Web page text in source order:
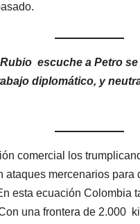
escuche a Petro
diplomático, y
comercial los
ataques mercenarios para
esta ecuación Colombia
una frontera de 2.000